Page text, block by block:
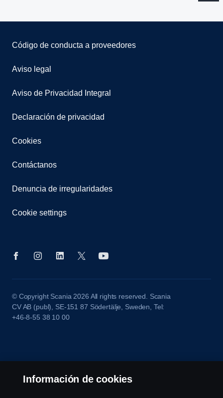
Código de conducta a proveedores
Aviso legal
Aviso de Privacidad Integral
Declaración de privacidad
Cookies
Contáctanos
Denuncia de irregularidades
Cookie settings
© Copyright Scania 2026 All rights reserved. Scania
CV AB (publ), SE-151 87 Södertälje, Sweden, Tel:
+46-8-55 38 10 00
Información de cookies